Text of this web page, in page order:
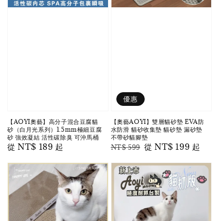
【AOYI奧藝】高分子混合豆腐貓
砂（白月光系列）1.5mm極細豆腐
砂 強效凝結 活性碳除臭 可沖馬桶
Regular
從NT$ 189 起
優惠
【奧藝AOYI】雙層貓砂墊 EVA防
水防滑 貓砂收集墊 貓砂墊 漏砂墊
不帶砂貓腳墊
Regular
NT$ 599 Sale
從 NT$ 199 起